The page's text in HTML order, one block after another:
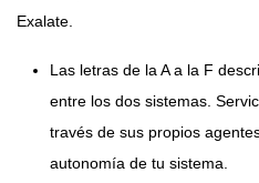
Exalate.
Las letras de la A a la F
entre los dos sistemas.
través de sus propios
autonomía de tu sistema.